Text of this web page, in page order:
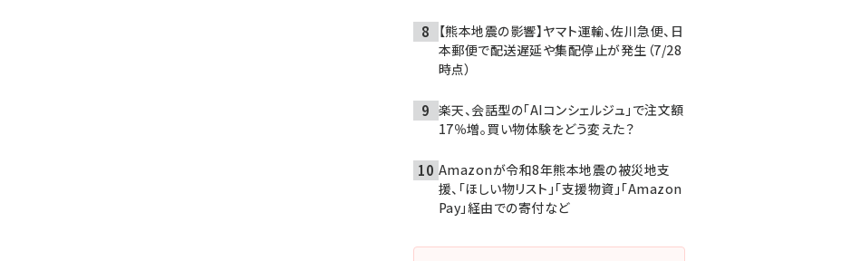
【熊本地震の影響】ヤマト運輸、佐川急便、日
本郵便で配送遅延や集配停止が発生（7/28
時点）
楽天、会話型の「AIコンシェルジュ」で注文額
17％増。買い物体験をどう変えた？
Amazonが令和8年熊本地震の被災地支
援、「ほしい物リスト」「支援物資」「Amazon
Pay」経由での寄付など